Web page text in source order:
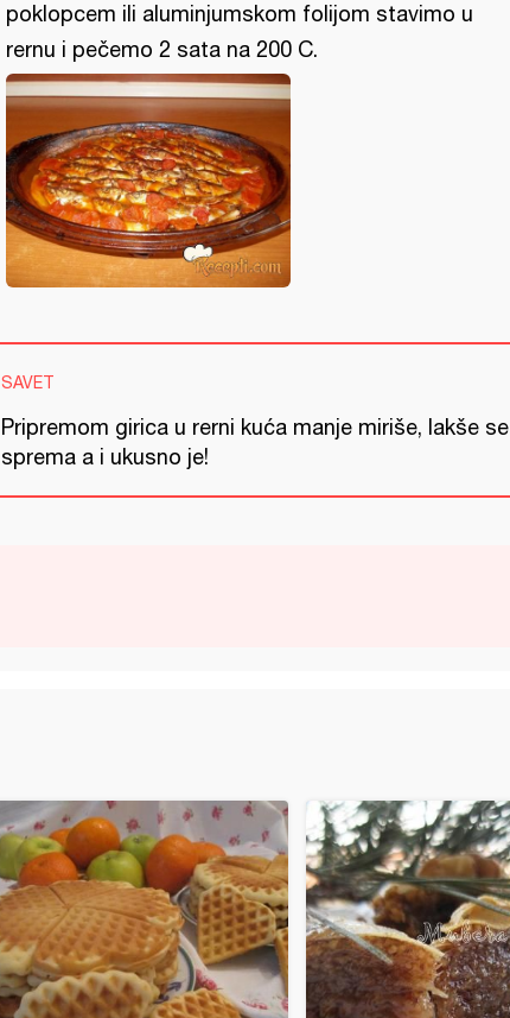
poklopcem ili aluminjumskom folijom stavimo u
rernu i pečemo 2 sata na 200 C.
SAVET
Pripremom girica u rerni kuća manje miriše, lakše se
sprema a i ukusno je!